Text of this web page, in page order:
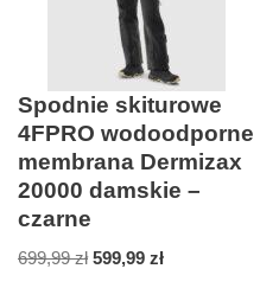
Spodnie skiturowe
4FPRO wodoodporne
membrana Dermizax
20000 damskie –
czarne
699,99zł 599,99 zł